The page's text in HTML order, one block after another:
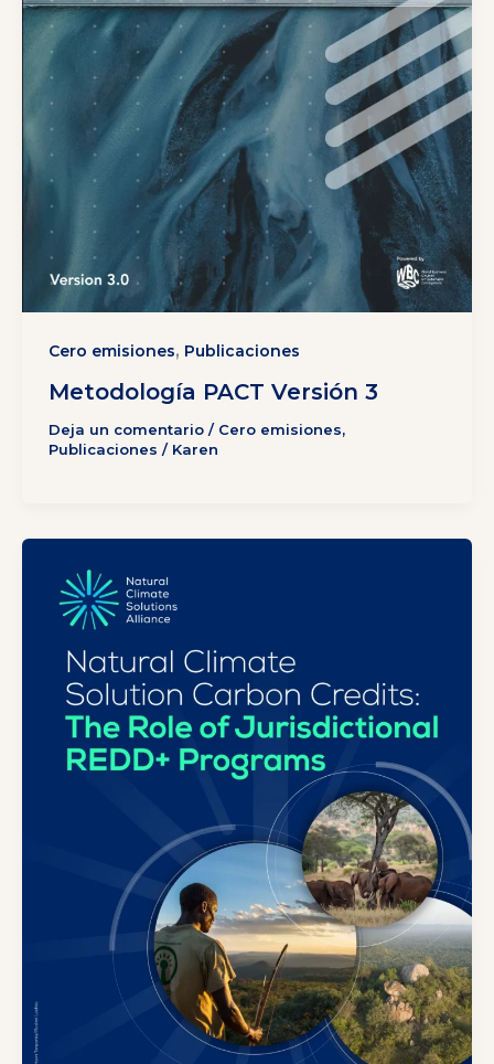
Cero emisiones, Publicaciones
Metodología PACT Versión 3
Deja un comentario / Cero emisiones,
Publicaciones / Karen